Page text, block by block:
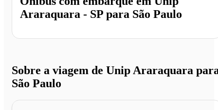
Araraquara - SP para São Paulo
Sobre a viagem de Unip Araraquara
São Paulo